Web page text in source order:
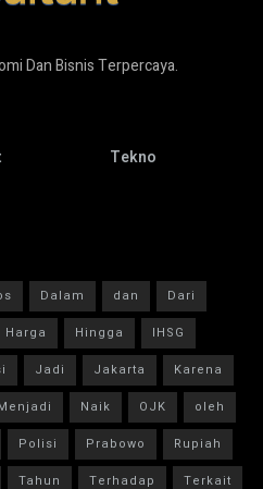
Dan Bisnis Terpercaya.
Tekno
Dalam dan
Dari
Harga Hingga
IHSG
Jadi Jakarta
Karena
Naik OJK
oleh
Polisi Prabowo
Rupiah
Tahun Terhadap Terkait